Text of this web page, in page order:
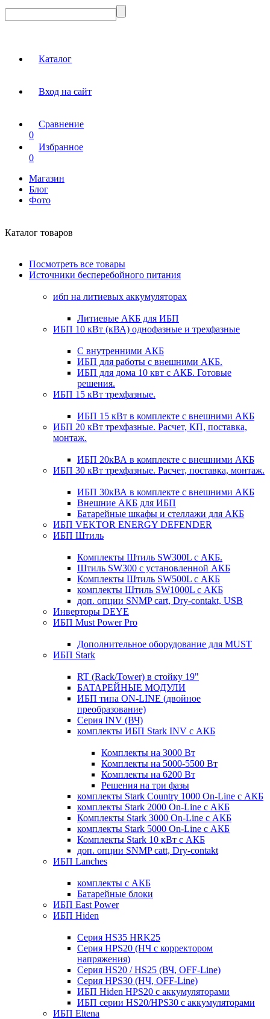
Каталог
Вход на сайт
Сравнение
0
Избранное
0
Магазин
Блог
Фото
Каталог товаров
Посмотреть все товары
Источники бесперебойного питания
ибп на литиевых аккумуляторах
Литиевые АКБ для ИБП
ИБП 10 кВт (кВА) однофазные и трехфазные
С внутренними АКБ
ИБП для работы с внешними АКБ.
ИБП для дома 10 квт с АКБ. Готовые
решения.
ИБП 15 кВт трехфазные.
ИБП 15 кВт в комплекте с внешними АКБ
ИБП 20 кВт трехфазные. Расчет, КП, поставка,
монтаж.
ИБП 20кВА в комплекте с внешними АКБ
ИБП 30 кВт трехфазные. Расчет, поставка, монтаж.
ИБП 30кВА в комплекте с внешними АКБ
Внешние АКБ для ИБП
Батарейные шкафы и стеллажи для АКБ
ИБП VEKTOR ENERGY DEFENDER
ИБП Штиль
Комплекты Штиль SW300L с АКБ.
Штиль SW300 с установленной АКБ
Комплекты Штиль SW500L с АКБ
комплекты Штиль SW1000L с АКБ
доп. опции SNMP cart, Dry-contakt, USB
Инверторы DEYE
ИБП Must Power Pro
Дополнительное оборудование для MUST
ИБП Stark
RT (Rack/Tower) в стойку 19"
БАТАРЕЙНЫЕ МОДУЛИ
ИБП типа ON-LINE (двойное
преобразование)
Серия INV (ВЧ)
комплекты ИБП Stark INV с АКБ
Комплекты на 3000 Вт
Комплекты на 5000-5500 Вт
Комплекты на 6200 Вт
Решения на три фазы
комплекты Stark Country 1000 On-Line с АКБ
комплекты Stark 2000 On-Line с АКБ
Комплекты Stark 3000 On-Line с АКБ
комплекты Stark 5000 On-Line с АКБ
Комплекты Stark 10 кВт с АКБ
доп. опции SNMP catt, Dry-contakt
ИБП Lanches
комплекты с АКБ
Батарейные блоки
ИБП East Power
ИБП Hiden
Серия HS35 HRK25
Серия HPS20 (НЧ с корректором
напряжения)
Серия HS20 / HS25 (ВЧ, OFF-Line)
Серия HPS30 (НЧ, OFF-Line)
ИБП Hiden HPS20 с аккумуляторами
ИБП серии HS20/HPS30 с аккумуляторами
ИБП Eltena